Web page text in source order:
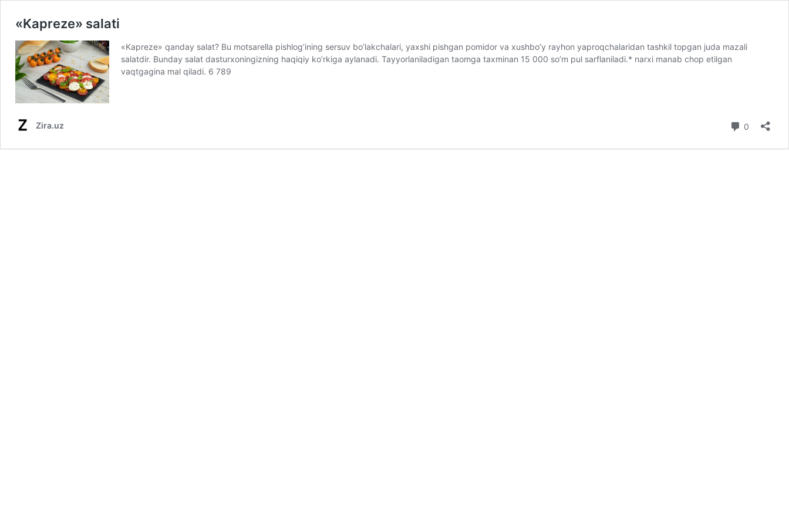
«Kapreze» salati
«Kapreze» qanday salat? Bu motsarella pishlog’ining sersuv bo’lakchalari, yaxshi pishgan pomidor va xushbo’y rayhon yaproqchalaridan tashkil topgan juda mazali
salatdir. Bunday salat dasturxoningizning haqiqiy ko’rkiga aylanadi. Tayyorlaniladigan taomga taxminan 15 000 so’m pul sarflaniladi.* narxi manab chop etilgan
vaqtgagina mal qiladi. 6 789
Zira.uz 0